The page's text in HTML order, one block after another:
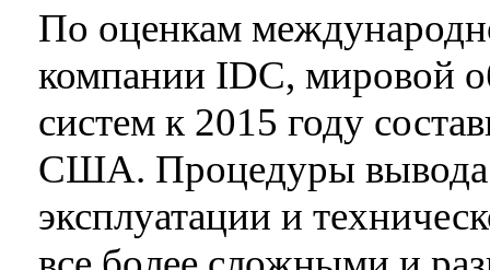
По оценкам
компании IDC, мировой
систем к 2015 году
США. Процедуры вывода
эксплуатации и